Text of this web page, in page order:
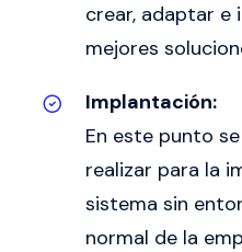
crear, adaptar e
mejores
Implantación:
En este punto
realizar para la
sistema sin
normal de la